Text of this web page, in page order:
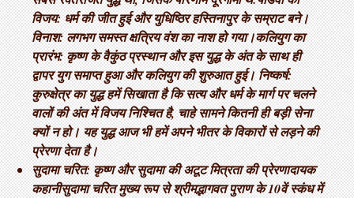
विजय: धर्म की जीत हुई और युधिष्ठिर हस्तिनापुर के सम्राट बने। ​
विनाश: लगभग समस्त क्षत्रिय वंश का नाश हो गया। ​कलियुग का
प्रारंभ: कृष्ण के वैकुंठ प्रस्थान और इस युद्ध के अंत के साथ ही
द्वापर युग समाप्त हुआ और कलियुग की शुरुआत हुई। निष्कर्ष:
कुरुक्षेत्र का युद्ध हमें सिखाता है कि सत्य और धर्म के मार्ग पर चलने
वालों की अंत में विजय निश्चित है, चाहे सामने कितनी ही बड़ी सेना
क्यों न हो। यह युद्ध आज भी हमें अपने भीतर के विकारों से लड़ने की
प्रेरणा देता है।
सुदामा चरित: कृष्ण और सुदामा की अटूट मित्रता की प्रेरणादायक
कहानी ​सुदामा चरित मुख्य रूप से श्रीमद्भागवत पुराण के 10वें स्कंध में